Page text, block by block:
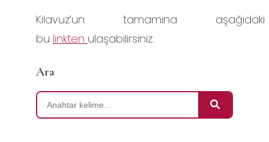
Kılavuz’un tamamına aşağıdaki
bu linkten ulaşabilirsiniz:
Ara